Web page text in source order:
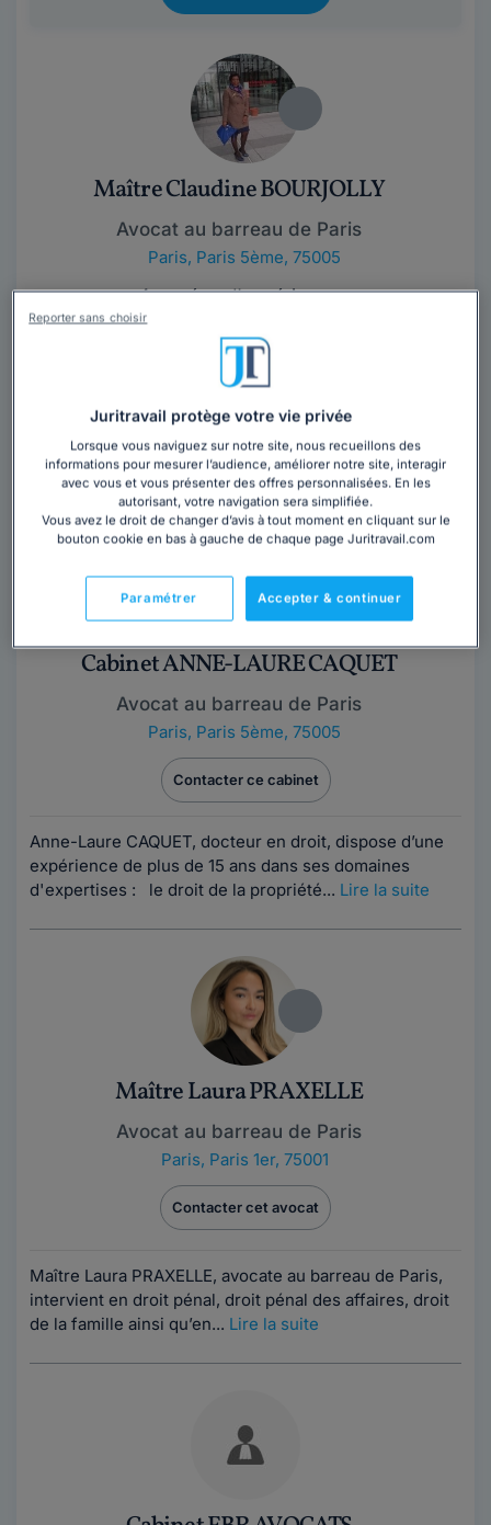
Maître Claudine BOURJOLLY
Avocat au barreau de Paris
Paris, Paris 5ème, 75005
4 années d'expérience
Contacter cet avocat
Avocate à la Cour (barreau de Paris), je mets mes
compétences en droit pénal, droit de la famille, des
personnes et en droit des...Lire la suite
Cabinet ANNE-LAURE CAQUET
Avocat au barreau de Paris
Paris, Paris 5ème, 75005
Contacter ce cabinet
Anne-Laure CAQUET, docteur en droit, dispose d’une
expérience de plus de 15 ans dans ses domaines
d'expertises : le droit de la propriété... Lire la suite
Maître Laura PRAXELLE
Avocat au barreau de Paris
Paris, Paris 1er, 75001
Contacter cet avocat
Maître Laura PRAXELLE, avocate au barreau de Paris,
intervient en droit pénal, droit pénal des affaires, droit
de la famille ainsi qu’en... Lire la suite
Juritravail protège votre vie privée
Lorsque vous naviguez sur notre site, nous recueillons des
informations pour mesurer l’audience, améliorer notre site, interagir
avec vous et vous présenter des offres personnalisées. En les
autorisant, votre navigation sera simplifiée.
Vous avez le droit de changer d’avis à tout moment en cliquant sur le
bouton cookie en bas à gauche de chaque page Juritravail.com
Accepter & continuer
Paramétrer
Reporter sans choisir